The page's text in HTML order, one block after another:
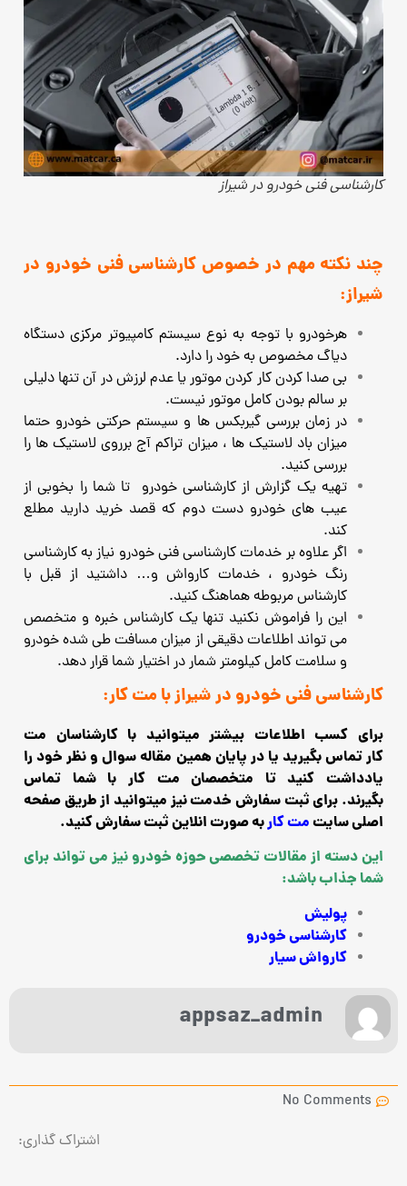
کارشناسی فنی خودرو در شیراز
چند نکته مهم در خصوص کارشناسی فنی خودرو در
شیراز:
هرخودرو با توجه به نوع سیستم کامپیوتر مرکزی دستگاه
دیاگ مخصوص به خود را دارد.
بی صدا کردن کار کردن موتور یا عدم لرزش در آن تنها دلیلی
بر سالم بودن کامل موتور نیست.
در زمان بررسی گیربکس ها و سیستم حرکتی خودرو حتما
میزان باد لاستیک ها ، میزان تراکم آج برروی لاستیک ها را
بررسی کنید.
تهیه یک گزارش از کارشناسی خودرو تا شما را بخوبی از
عیب های خودرو دست دوم که قصد خرید دارید مطلع
کند.
اگر علاوه بر خدمات کارشناسی فنی خودرو نیاز به کارشناسی
رنگ خودرو ، خدمات کارواش و… داشتید از قبل با
کارشناس مربوطه هماهنگ کنید.
این را فراموش نکنید تنها یک کارشناس خبره و متخصص
می تواند اطلاعات دقیقی از میزان مسافت طی شده خودرو
و سلامت کامل کیلومتر شمار در اختیار شما قرار دهد.
کارشناسی فنی خودرو در شیراز با مت کار:
برای کسب اطلاعات بیشتر میتوانید با کارشناسان مت
کار تماس بگیرید یا در پایان همین مقاله سوال و نظر خود را
یادداشت کنید تا متخصصان مت کار با شما تماس
بگیرند.برای ثبت سفارش خدمت نیز میتوانید از طریق صفحه
اصلی سایتمت کاربه صورت انلاین ثبت سفارش کنید.
این دسته از مقالات تخصصی حوزه خودرو نیز می تواند برای
شما جذاب باشد:
پولیش
کارشناسی خودرو
کارواش سیار
appsaz_admin
No Comments
اشتراک گذاری: